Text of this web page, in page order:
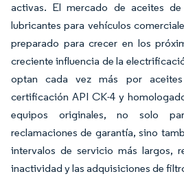
activas. El mercado de aceites
lubricantes para vehículos
preparado para crecer en los
creciente influencia de la
optan cada vez más por
certificación API CK-4 y
equipos originales, no solo
reclamaciones de garantía, sino
intervalos de servicio más largos,
inactividad y las adquisiciones de